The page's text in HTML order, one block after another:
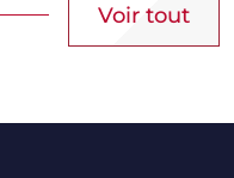
Voir tout